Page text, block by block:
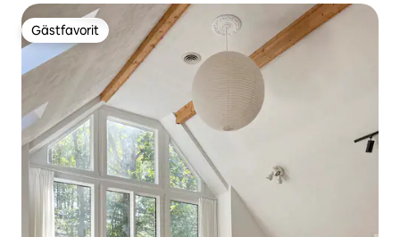
Gästfavorit
Gästfavorit